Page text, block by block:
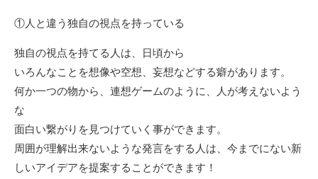
①人と違う独自の視点を持っている
独自の視点を持てる人は、日頃から
いろんなことを想像や空想、妄想などする癖があります。
何か一つの物から、連想ゲームのように、人が考えないよう
な
面白い繋がりを見つけていく事ができます。
周囲が理解出来ないような発言をする人は、今までにない新
しいアイデアを提案することができます！